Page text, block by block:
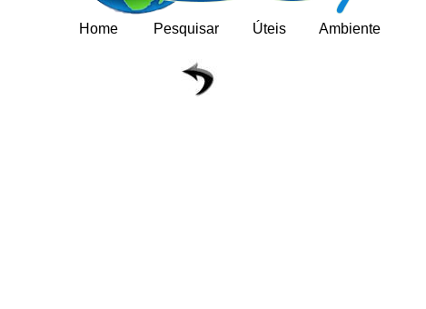
Home Pesquisar Úteis Ambiente